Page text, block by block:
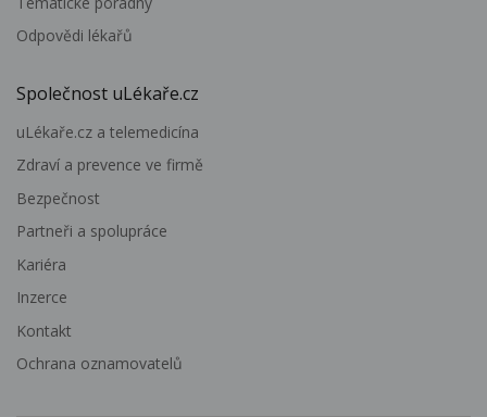
Odpovědi lékařů
Společnost uLékaře.cz
uLékaře.cz a telemedicína
Zdraví a prevence ve firmě
Bezpečnost
Partneři a spolupráce
Kariéra
Inzerce
Kontakt
Ochrana oznamovatelů